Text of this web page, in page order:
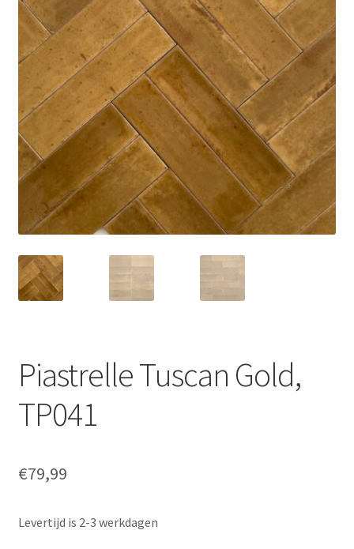
Piastrelle Tuscan Gold,
TP041
€79,99
Levertijd is 2-3 werkdagen